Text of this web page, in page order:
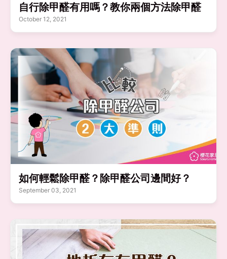
自行除甲醛有用嗎？教你兩個方法除甲醛
October 12, 2021
如何輕鬆除甲醛？除甲醛公司邊間好？
September 03, 2021